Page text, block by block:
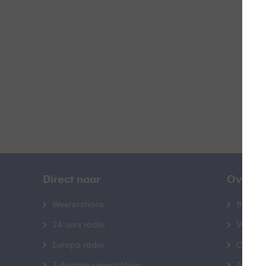
Direct naar
Weerstations
24 uurs radar
Europa radar
Over
Contact